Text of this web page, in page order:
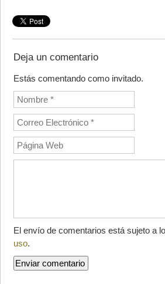
Deja un comentario
Estás comentando como invitado.
El envío de comentarios está sujeto a
uso.